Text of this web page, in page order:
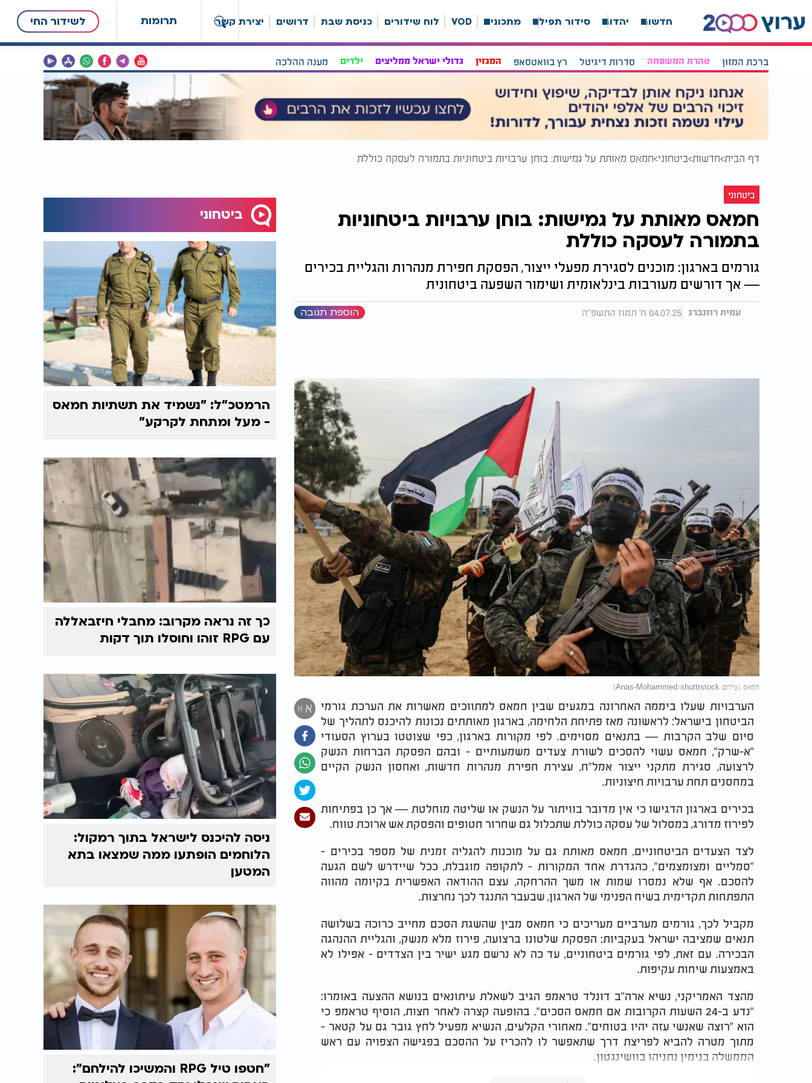
תרומות לשידור החי חדשות יהדות סידור תפילה מתכונים VOD לוח שידורים כניסת שבת דרושים יצירת קשר
ברכת המזון טהרת המשפחה סדרות דיגיטל רץ בוואטסאפ המגזין גדולי ישראל ממליצים ילדים מענה ההלכה
דף הבית חדשות ביטחוני חמאס מאותת על גמישות: בוחן ערבויות ביטחוניות בתמורה לעסקה כוללת
ביטחוני
חמאס מאותת על גמישות: בוחן ערבויות ביטחוניות
בתמורה לעסקה כוללת
גורמים בארגון: מוכנים לסגירת מפעלי ייצור, הפסקת חפירת מנהרות והגליית בכירים
— אך דורשים מעורבות בינלאומית ושימור השפעה ביטחונית
עמית רוזנברג 04.07.25 ח' תמוז התשפ"ה הוספת תגובה
חמאס. (צילום: Anas-Mohammed/shuttrstock)
א א
הערבויות שעלו ביממה האחרונה במגעים שבין חמאס למתווכים מאשרות את הערכת גורמי
הביטחון בישראל: לראשונה מאז פתיחת הלחימה, בארגון מאותתים נכונות להיכנס לתהליך של
סיום שלב הקרבות — בתנאים מסוימים. לפי מקורות בארגון, כפי שצוטטו בערוץ הסעודי
"א-שרק", חמאס עשוי להסכים לשורת צעדים משמעותיים - ובהם הפסקת הברחות הנשק
לרצועה, סגירת מתקני ייצור אמל"ח, עצירת חפירת מנהרות חדשות, ואחסון הנשק הקיים
במחסנים תחת ערבויות חיצוניות.
בכירים בארגון הדגישו כי אין מדובר בוויתור על הנשק או שליטה מוחלטת — אך כן בפתיחות
לפירוז מדורג, במסלול של עסקה כוללת שתכלול גם שחרור חטופים והפסקת אש ארוכת טווח.
לצד הצעדים הביטחוניים, חמאס מאותת גם על מוכנות להגליה זמנית של מספר בכירים -
"סמליים ומצומצמים", כהגדרת אחד המקורות - לתקופה מוגבלת, ככל שיידרש לשם הגעה
להסכם. אף שלא נמסרו שמות או משך ההרחקה, עצם ההודאה האפשרית בקיומה מהווה
התפתחות תקדימית בשיח הפנימי של הארגון, שבעבר התנגד לכך נחרצות.
מקביל לכך, גורמים מערביים מעריכים כי חמאס מבין שהשגת הסכם מחייב כרוכה בשלושה
תנאים שמציבה ישראל בעקביות: הפסקת שלטונו ברצועה, פירוז מלא מנשק, והגליית ההנהגה
הבכירה. עם זאת, לפי גורמים ביטחוניים, עד כה לא נרשם מגע ישיר בין הצדדים - אפילו לא
באמצעות שיחות עקיפות.
מהצד האמריקני, נשיא ארה"ב דונלד טראמפ הגיב לשאלת עיתונאים בנושא ההצעה באומרו:
"נדע ב-24 השעות הקרובות אם חמאס הסכים". בהופעה קצרה לאחר חצות, הוסיף טראמפ כי
הוא "רוצה שאנשי עזה יהיו בטוחים". מאחורי הקלעים, הנשיא מפעיל לחץ גובר גם על קטאר -
מתוך מטרה להביא לפריצת דרך שתאפשר לו להכריז על ההסכם בפגישה הצפויה עם ראש
הממשלה בנימין נתניהו בוושינגטון.
ביטחוני
הרמטכ"ל: "נשמיד את תשתיות חמאס
- מעל ומתחת לקרקע"
כך זה נראה מקרוב: מחבלי חיזבאללה
עם RPG זוהו וחוסלו תוך דקות
ניסה להיכנס לישראל בתוך רמקול:
הלוחמים הופתעו ממה שמצאו בתא
המטען
"חטפו טיל RPG והמשיכו להילחם":